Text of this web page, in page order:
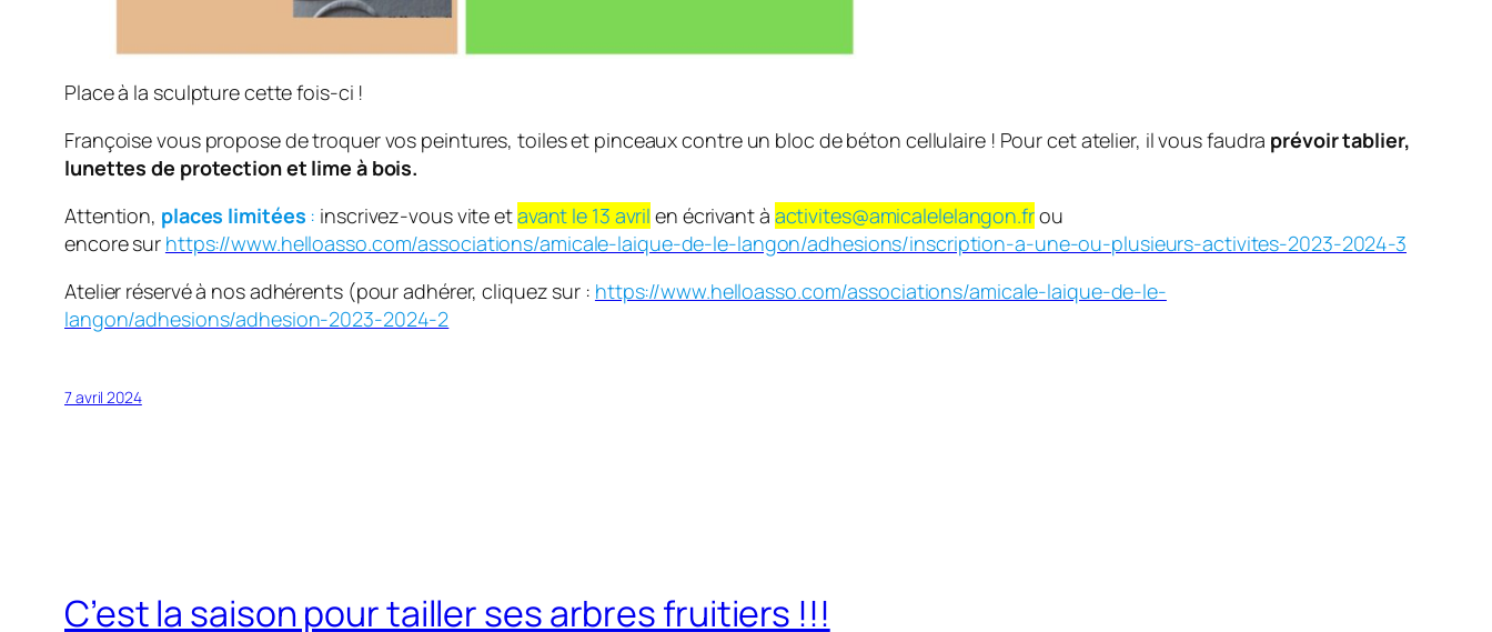
Place à la sculpture cette fois-ci !
Françoise vous propose de troquer vos peintures, toiles et pinceaux contre un bloc de béton cellulaire ! Pour cet atelier, il vous faudra prévoir tablier,
lunettes de protection et lime à bois.
Attention, places limitées : inscrivez-vous vite etavant le 13 avril en écrivant à activites@amicalelelangon.frou
encore sur https://www.helloasso.com/associations/amicale-laique-de-le-langon/adhesions/inscription-a-une-ou-plusieurs-activites-2023-2024-3
Atelier réservé à nos adhérents (pour adhérer, cliquez sur : https://www.helloasso.com/associations/amicale-laique-de-le-
langon/adhesions/adhesion-2023-2024-2
7 avril 2024
C’est la saison pour tailler ses arbres fruitiers !!!